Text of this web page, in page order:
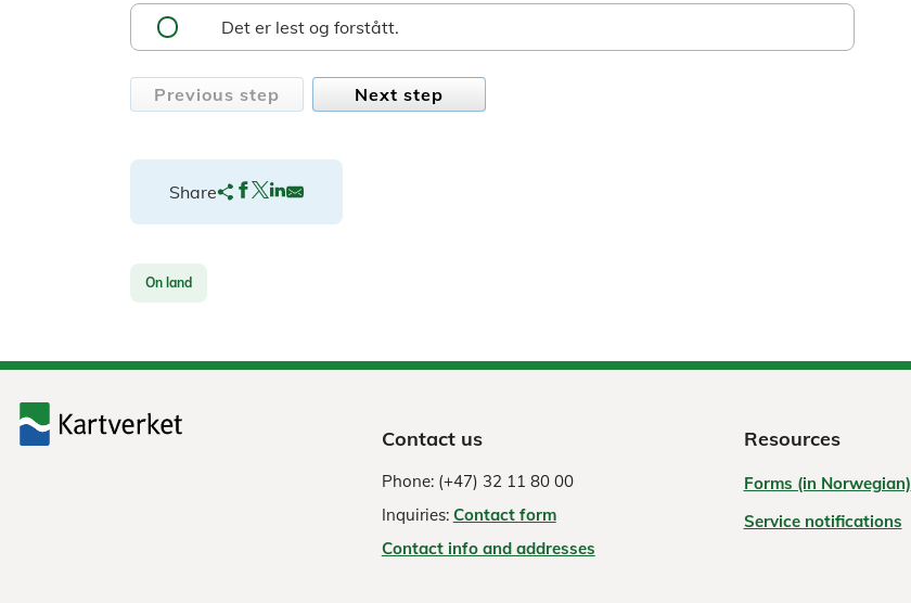
Det er lest og forstått.
Previous step Next step
Share
On land
Contact us
Phone: (+47) 32 11 80 00
Inquiries: Contact form
Contact info and addresses
Resources
Forms (in Norwegian)
Service notifications